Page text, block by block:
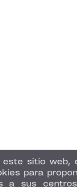
este sitio web,
para
a sus